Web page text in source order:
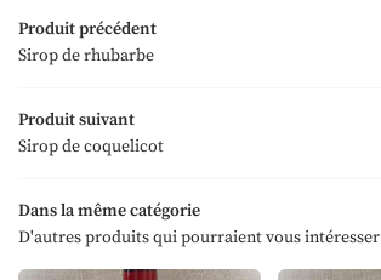
Accueil
produits
cultures
nous trouver
Produit précédent
Sirop de rhubarbe
Produit suivant
Sirop de coquelicot
Dans la même catégorie
D'autres produits qui pourraient vous intéresser